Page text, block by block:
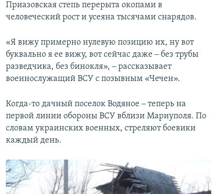
Приазовская степь перерыта окопами в
человеческий рост и усеяна тысячами снарядов.
«Я вижу примерно нулевую позицию их, ну вот
буквально я ее вижу, вот сейчас даже ‒ без трубы
разведчика, без бинокля», ‒ рассказывает
военнослужащий ВСУ с позывным «Чечен».
Когда-то дачный поселок Водяное ‒ теперь на
первой линии обороны ВСУ вблизи Мариуполя. По
словам украинских военных, стреляют боевики
каждый день.